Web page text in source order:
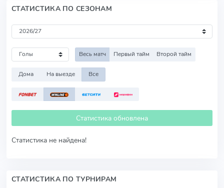
СТАТИСТИКА ПО СЕЗОНАМ
Весь матч Первый тайм Второй тайм
Дома На выезде Все
Статистика обновлена
Статистика не найдена!
СТАТИСТИКА ПО ТУРНИРАМ